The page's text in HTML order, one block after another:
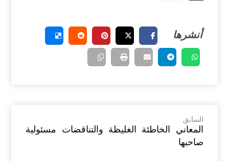
السابق
المعاني الخاطئة الغليظة والتناقضات مسئولية
صاحبها